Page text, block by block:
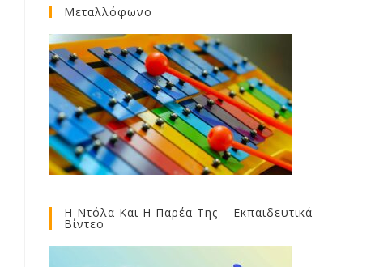
Μεταλλόφωνο
Η Ντόλα Και Η Παρέα Της – Εκπαιδευτικά
Βίντεο